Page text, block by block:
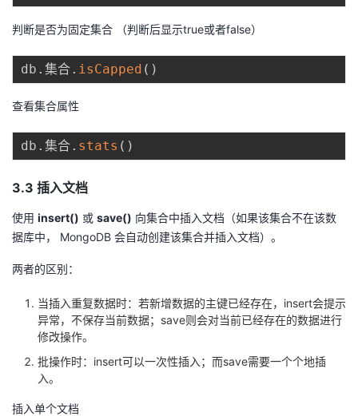
判断是否为固定集合 （判断后显示true或者false）
db . 集合. isCapped ( )
查看集合属性
db . 集合. stats ( )
3.3 插入文档
使用 insert() 或 save() 向集合中插入文档（如果该集合不在该数
据库中， MongoDB 会自动创建该集合并插入文档）。
两者的区别：
当插入重复数据时：若新增数据的主键已经存在，insert会提示
异常，不保存当前数据；save则会对当前已经存在的数据进行
修改操作。
批操作时：insert可以一次性插入；而save需要一个个地插
入。
插入单个文档